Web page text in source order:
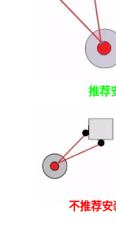
推荐
不推荐安